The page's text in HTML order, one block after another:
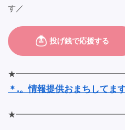
す／
＊.。情報提供おまちしてま